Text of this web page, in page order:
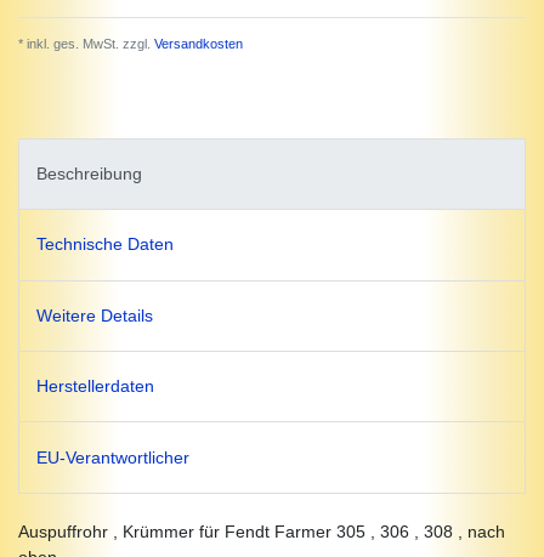
* inkl. ges. MwSt. zzgl. Versandkosten
Beschreibung
Technische Daten
Weitere Details
Herstellerdaten
EU-Verantwortlicher
Auspuffrohr , Krümmer für Fendt Farmer 305 , 306 , 308 , nach